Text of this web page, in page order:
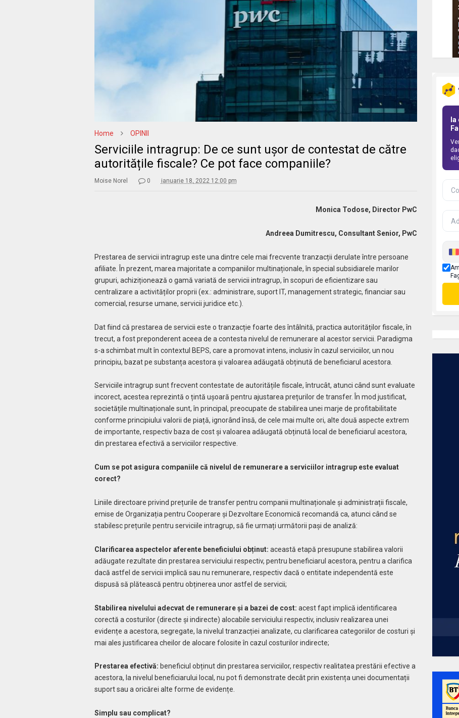
Home OPINII
Serviciile intragrup: De ce sunt ușor de contestat de către
autoritățile fiscale? Ce pot face companiile?
Moise Norel 0 ianuarie 18, 2022 12:00 pm
Monica Todose, Director PwC
Andreea Dumitrescu, Consultant Senior, PwC
Prestarea de servicii intragrup este una dintre cele mai frecvente tranzacții derulate între persoane
afiliate. În prezent, marea majoritate a companiilor multinaționale, în special subsidiarele marilor
grupuri, achiziționează o gamă variată de servicii intragrup, în scopuri de eficientizare sau
centralizare a activităților proprii (ex.: administrare, suport IT, management strategic, financiar sau
comercial, resurse umane, servicii juridice etc.).
Dat fiind că prestarea de servicii este o tranzacție foarte des întâlnită, practica autorităților fiscale, în
trecut, a fost preponderent aceea de a contesta nivelul de remunerare al acestor servicii. Paradigma
s-a schimbat mult în contextul BEPS, care a promovat intens, inclusiv în cazul serviciilor, un nou
principiu, bazat pe substanța acestora și valoarea adăugată obținută de beneficiarul acestora.
Serviciile intragrup sunt frecvent contestate de autoritățile fiscale, întrucât, atunci când sunt evaluate
incorect, acestea reprezintă o țintă ușoară pentru ajustarea prețurilor de transfer. În mod justificat,
societățile multinaționale sunt, în principal, preocupate de stabilirea unei marje de profitabilitate
conforme principiului valorii de piață, ignorând însă, de cele mai multe ori, alte două aspecte extrem
de importante, respectiv baza de cost și valoarea adăugată obținută local de beneficiarul acestora,
din prestarea efectivă a serviciilor respective.
Cum se pot asigura companiile că nivelul de remunerare a serviciilor intragrup este evaluat
corect?
Liniile directoare privind prețurile de transfer pentru companii multinaționale și administrații fiscale,
emise de Organizația pentru Cooperare și Dezvoltare Economică recomandă ca, atunci când se
stabilesc prețurile pentru serviciile intragrup, să fie urmați următorii pași de analiză:
Clarificarea aspectelor aferente beneficiului obținut: această etapă presupune stabilirea valorii
adăugate rezultate din prestarea serviciului respectiv, pentru beneficiarul acestora, pentru a clarifica
dacă astfel de servicii implică sau nu remunerare, respectiv dacă o entitate independentă este
dispusă să plătească pentru obținerea unor astfel de servicii;
Stabilirea nivelului adecvat de remunerare și a bazei de cost: acest fapt implică identificarea
corectă a costurilor (directe și indirecte) alocabile serviciului respectiv, inclusiv realizarea unei
evidențe a acestora, segregate, la nivelul tranzacției analizate, cu clarificarea categoriilor de costuri și
mai ales justificarea cheilor de alocare folosite în cazul costurilor indirecte;
Prestarea efectivă: beneficiul obținut din prestarea serviciilor, respectiv realitatea prestării efective a
acestora, la nivelul beneficiarului local, nu pot fi demonstrate decât prin existența unei documentații
suport sau a oricărei alte forme de evidențe.
Simplu sau complicat?